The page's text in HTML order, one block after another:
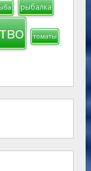
рыбалка
томаты